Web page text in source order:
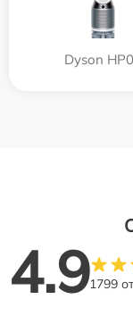
Dyson
4.91799